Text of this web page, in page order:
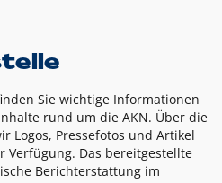
Sie wichtige Informationen
rund um die AKN. Über die
Logos, Pressefotos und Artikel
Verfügung. Das bereitgestellte
Berichterstattung im